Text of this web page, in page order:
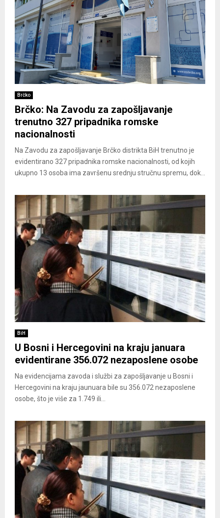
Brčko
Brčko: Na Zavodu za zapošljavanje
trenutno 327 pripadnika romske
nacionalnosti
Na Zavodu za zapošljavanje Brčko distrikta BiH trenutno je
evidentirano 327 pripadnika romske nacionalnosti, od kojih
ukupno 13 osoba ima završenu srednju stručnu spremu, dok...
BiH
U Bosni i Hercegovini na kraju januara
evidentirane 356.072 nezaposlene osobe
Na evidencijama zavoda i službi za zapošljavanje u Bosni i
Hercegovini na kraju jaunuara bile su 356.072 nezaposlene
osobe, što je više za 1.749 ili...